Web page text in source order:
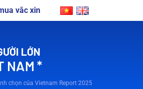
vắc xin
LỚN
NAM *
chọn của Vietnam Report 2025